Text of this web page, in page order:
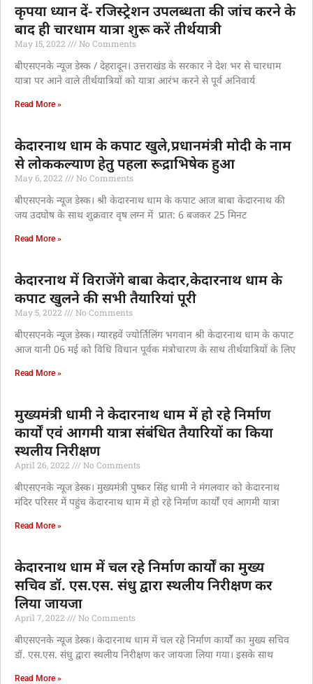
कृपया ध्यान दें- रजिस्ट्रेशन उपलब्धता की जांच करने के
बाद ही चारधाम यात्रा शुरू करें तीर्थयात्री
May 15, 2022 No Comments
बीएसएनके न्यूज डेस्क / देहरादून। उत्तराखंड के सरकार ने देश भर से चारधाम
यात्रा पर आने वाले तीर्थयात्रियों को यात्रा आरंभ करने से पूर्व अनिवार्य
Read More »
केदारनाथ धाम के कपाट खुले,प्रधानमंत्री मोदी के नाम
से लोककल्याण हेतु पहला रूद्राभिषेक हुआ
May 6, 2022 No Comments
बीएसएनके न्यूज डेस्क। श्री केदारनाथ धाम के कपाट आज बाबा केदारनाथ की
जय उदघोष के साथ शुक्रवार वृष लग्न में प्रात: 6 बजकर 25 मिनट
Read More »
केदारनाथ में विराजेंगे बाबा केदार,केदारनाथ धाम के
कपाट खुलने की सभी तैयारियां पूरी
May 5, 2022 No Comments
बीएसएनके न्यूज डेस्क। ग्यारहवें ज्योर्तिलिंग भगवान श्री केदारनाथ धाम के कपाट
आज यानी 06 मई को विधि विधान पूर्वक मंत्रोचारण के साथ तीर्थयात्रियों के लिए
Read More »
मुख्यमंत्री धामी ने केदारनाथ धाम में हो रहे निर्माण
कार्यों एवं आगमी यात्रा संबंधित तैयारियों का किया
स्थलीय निरीक्षण
April 26, 2022 No Comments
बीएसएनके न्यूज डेस्क। मुख्यमंत्री पुष्कर सिंह धामी ने मंगलवार को केदारनाथ
मंदिर परिसर में पहुंच केदारनाथ धाम में हो रहे निर्माण कार्यों एवं आगमी यात्रा
Read More »
केदारनाथ धाम में चल रहे निर्माण कार्यों का मुख्य
सचिव डॉ. एस.एस. संधु द्वारा स्थलीय निरीक्षण कर
लिया जायजा
April 7, 2022 No Comments
बीएसएनके न्यूज डेस्क। केदारनाथ धाम में चल रहे निर्माण कार्यों का मुख्य सचिव
डॉ. एस.एस. संधु द्वारा स्थलीय निरीक्षण कर जायजा लिया गया। इसके साथ
Read More »